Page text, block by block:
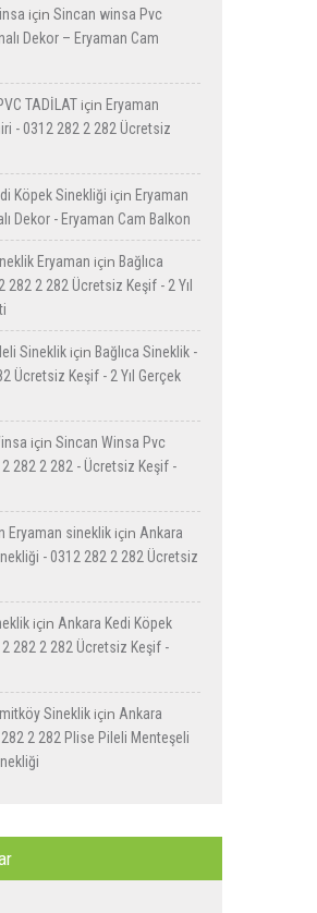
için Sincan winsa Pvc
Dekor – Eryaman Cam
TADİLAT için Eryaman
- 0312 282 2 282 Ücretsiz
Köpek Sinekliği için Eryaman
Dekor - Eryaman Cam Balkon
Eryaman için Bağlıca
282 2 282 Ücretsiz Keşif - 2 Yıl
Sineklik için Bağlıca Sineklik -
Ücretsiz Keşif - 2 Yıl Gerçek
için Sincan Winsa Pvc
282 2 282 - Ücretsiz Keşif -
Eryaman sineklik için Ankara
- 0312 282 2 282 Ücretsiz
için Ankara Kedi Köpek
282 2 282 Ücretsiz Keşif -
Sineklik için Ankara
2 282 Plise Pileli Menteşeli